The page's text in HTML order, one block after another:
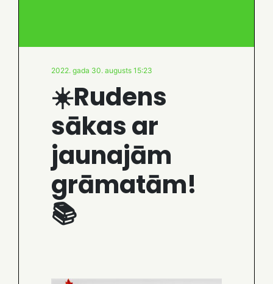
2022. gada 30. augusts 15:23
☀️Rudens
sākas ar
jaunajām
grāmatām!
📚